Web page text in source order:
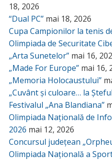
18, 2026
“Dual PC” mai 18, 2026
Cupa Campionilor la tenis
Olimpiada de Securitate
„Arta Sunetelor” mai 16,
„Made For Europe” mai 16,
„Memoria Holocaustului”
„Cuvânt și culoare… la
Festivalul „Ana Blandiana”
Olimpiada Națională de
2026 mai 12, 2026
Concursul județean
Olimpiada Națională a